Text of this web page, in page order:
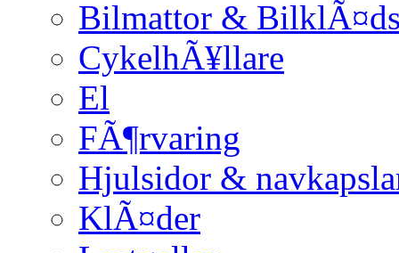
Bilmattor &
CykelhÃ¥llare
El
FÃ¶rvaring
Hjulsidor &
KlÃ¤der